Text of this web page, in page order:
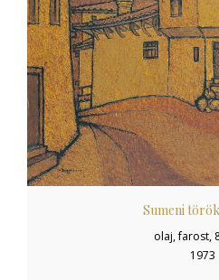
Sumeni
olaj, farost,
1973